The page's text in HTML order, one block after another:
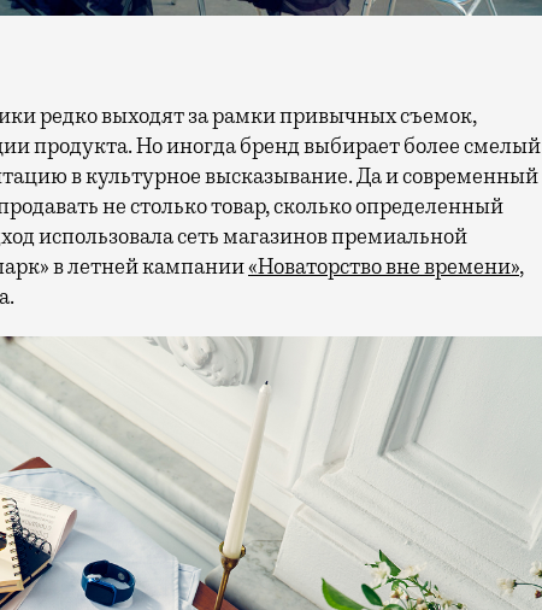
продукта. Но иногда бренд выбирает более смелый
в культурное высказывание. Да и современный
не столько товар, сколько определенный
использовала сеть магазинов премиальной
в летней кампании«Новаторство вне времени»,